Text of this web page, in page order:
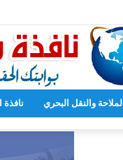
الملاحة والنقل البحري نافذة